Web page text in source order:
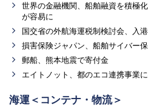
世界の金融機関、船舶融資を積極
が容易に
国交省の外航海運税制検討会、入
損害保険ジャパン、船舶サイバー
郵船、熊本地震で寄付金
エイトノット、都のエコ連携事業
海運＜コンテナ・物流＞